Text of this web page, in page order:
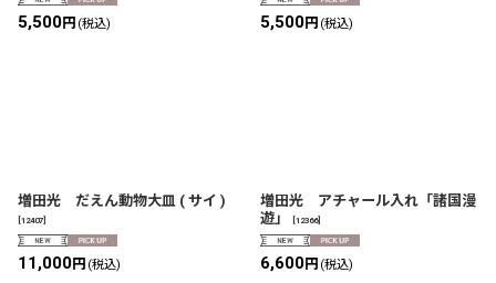
5,500円 (税込) 5,500円 (税込)
増田光 だえん動物大皿 ( サイ )
12407
11,000円 (税込)
増田光 アチャール入れ「諸国漫
遊」
12366]
6,600円 (税込)